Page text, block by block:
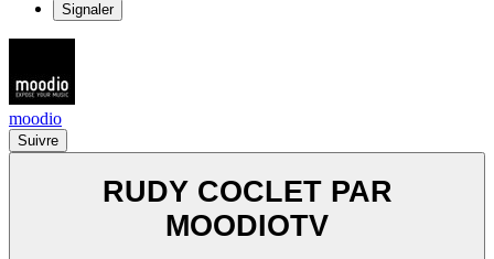
Signaler
moodio
Suivre
RUDY COCLET PAR
MOODIOTV